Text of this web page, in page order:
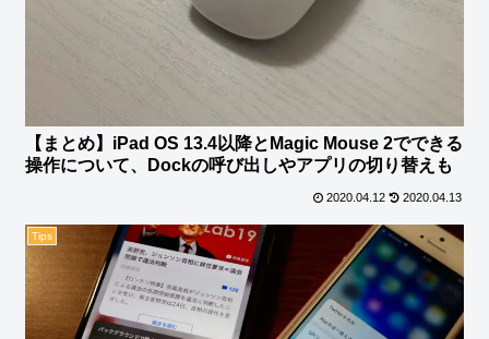
【まとめ】iPad OS 13.4以降とMagic Mouse 2でできる
操作について、Dockの呼び出しやアプリの切り替えも
2020.04.12 2020.04.13
Tips